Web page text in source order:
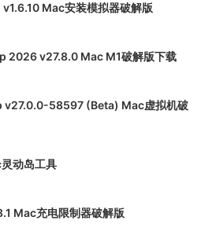
Mac安装模拟器破解版
2026 v27.8.0 Mac M1破解版下载
v27.0.0-58597 (Beta) Mac虚拟机破
动岛工具
Mac充电限制器破解版